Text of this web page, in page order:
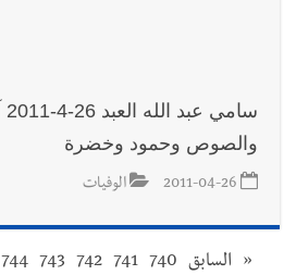
والصوص وحمود وخضرة
2011-04-26 الوفيات
« السابق 740
741
742
743
744